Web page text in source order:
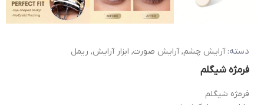
دسته: آرایش چشم, آرایش صورت, ابزار آرایش, ریمل
فرمژه شیگلم
فرمژه شیگلم